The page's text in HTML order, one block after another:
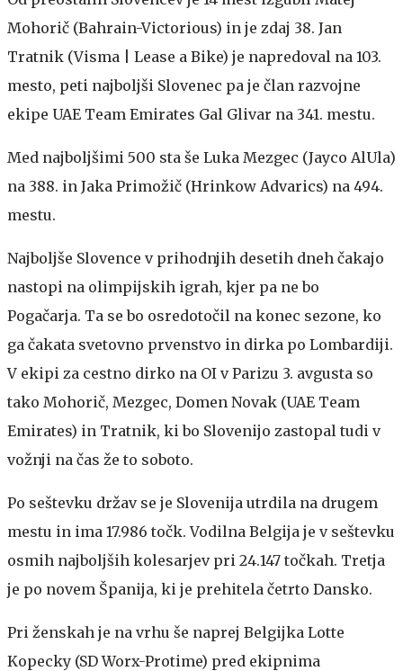
Mohorič (Bahrain-Victorious) in je zdaj 38. Jan
Tratnik (Visma | Lease a Bike) je napredoval na 103.
mesto, peti najboljši Slovenec pa je član razvojne
ekipe UAE Team Emirates Gal Glivar na 341. mestu.
Med najboljšimi 500 sta še Luka Mezgec (Jayco AlUla)
na 388. in Jaka Primožič (Hrinkow Advarics) na 494.
mestu.
Najboljše Slovence v prihodnjih desetih dneh čakajo
nastopi na olimpijskih igrah, kjer pa ne bo
Pogačarja. Ta se bo osredotočil na konec sezone, ko
ga čakata svetovno prvenstvo in dirka po Lombardiji.
V ekipi za cestno dirko na OI v Parizu 3. avgusta so
tako Mohorič, Mezgec, Domen Novak (UAE Team
Emirates) in Tratnik, ki bo Slovenijo zastopal tudi v
vožnji na čas že to soboto.
Po seštevku držav se je Slovenija utrdila na drugem
mestu in ima 17.986 točk. Vodilna Belgija je v seštevku
osmih najboljših kolesarjev pri 24.147 točkah. Tretja
je po novem Španija, ki je prehitela četrto Dansko.
Pri ženskah je na vrhu še naprej Belgijka Lotte
Kopecky (SD Worx-Protime) pred ekipnima